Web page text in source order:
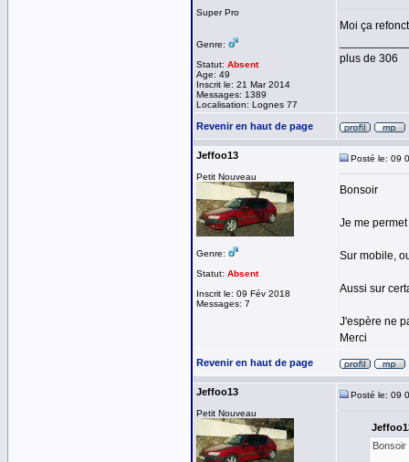
Super Pro
Genre:
Statut: Absent
Age: 49
Inscrit le: 21 Mar 2014
Messages: 1389
Localisation: Lognes 77
Moi ça
plus de 306
Revenir en haut de page
Jeffoo13
Petit Nouveau
Genre:
Statut: Absent
Inscrit le: 09 Fév 2018
Messages: 7
Posté le: 09
Bonsoir
Je me
Sur mobile,
Aussi sur
J'espère ne
Merci
Revenir en haut de page
Jeffoo13
Petit Nouveau
Posté le: 09
Bonsoir